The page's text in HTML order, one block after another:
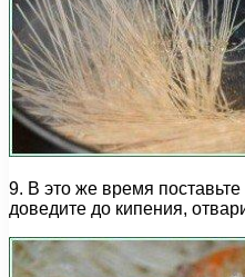
9. В это же время
доведите до кипения,